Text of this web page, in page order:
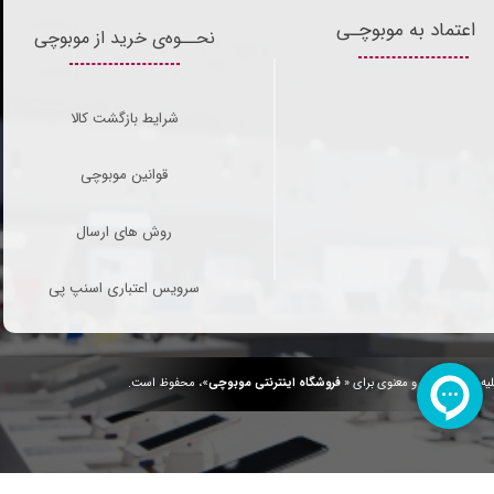
حقوق مادی و معنوی برای «فروشگاه اینترنتی موبوچی»، محفوظ است.
نحــوه‌ی خرید از موبوچی
شرایط بازگشت کالا
قوانین موبوچی
روش های ارسال
سرویس اعتباری اسنپ پی
اعتماد به موبوچـی